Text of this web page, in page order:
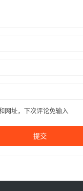
网址，下次评论免输入
提交